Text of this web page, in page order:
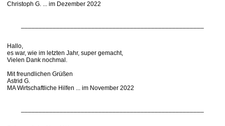
Christoph G. ... im Dezember 2022
Hallo,
es war, wie im letzten Jahr, super gemacht,
Vielen Dank nochmal.
Mit freundlichen Grüßen
Astrid G.
MA Wirtschaftliche Hilfen ... im November 2022